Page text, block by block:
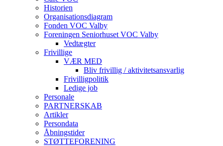
Historien
Organisationsdiagram
Fonden VOC Valby
Foreningen Seniorhuset VOC Valby
Vedtægter
Frivillige
VÆR MED
Bliv frivillig / aktivitetsansvarlig
Frivilligpolitik
Ledige job
Personale
PARTNERSKAB
Artikler
Persondata
Åbningstider
STØTTEFORENING